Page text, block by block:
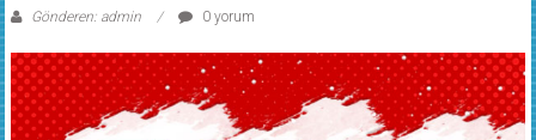
Gönderen: admin 0 yorum